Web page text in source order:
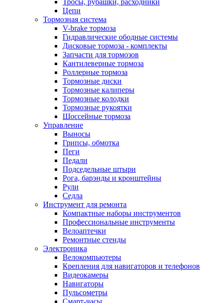
Цепи
Тормозная система
V-brake тормоза
Гидравлические ободные системы
Дисковые тормоза - комплекты
Запчасти для тормозов
Кантилеверные тормоза
Роллерные тормоза
Тормозные диски
Тормозные калиперы
Тормозные колодки
Тормозные рукоятки
Шоссейные тормоза
Управление
Выносы
Грипсы, обмотка
Пеги
Педали
Подседельные штыри
Рога, барэнды и кронштейны
Рули
Седла
Инструмент для ремонта
Компактные наборы инструментов
Профессиональные инструменты
Велоаптечки
Ремонтные стенды
Электроника
Велокомпьютеры
Крепления для навигаторов и телефонов
Видеокамеры
Навигаторы
Пульсометры
Смарт-часы